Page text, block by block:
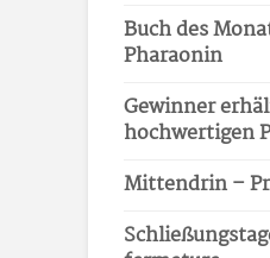
Buch des
Pharaonin
Gewinner
hochwertigen
Mittendrin –